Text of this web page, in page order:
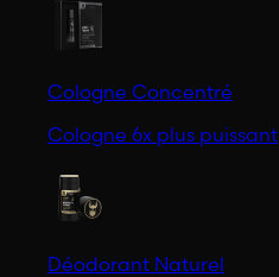
Cologne Concentré
Cologne 6x plus puissant
Déodorant Naturel